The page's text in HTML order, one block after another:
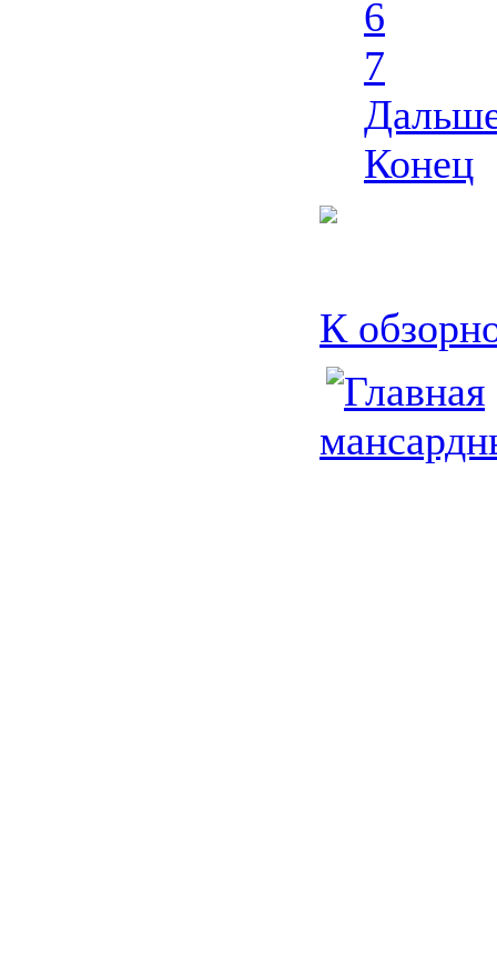
6
7
Конец
К